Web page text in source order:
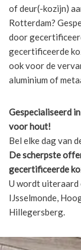
of deur(-kozijn)
Rotterdam?
door
gecertificeerde
ook voor de
aluminium of
Gespecialiseerd
voor hout!
Bel elke dag van
De scherpste
gecertificeerde
U wordt uiteraard
IJsselmonde,
Hillegersberg.